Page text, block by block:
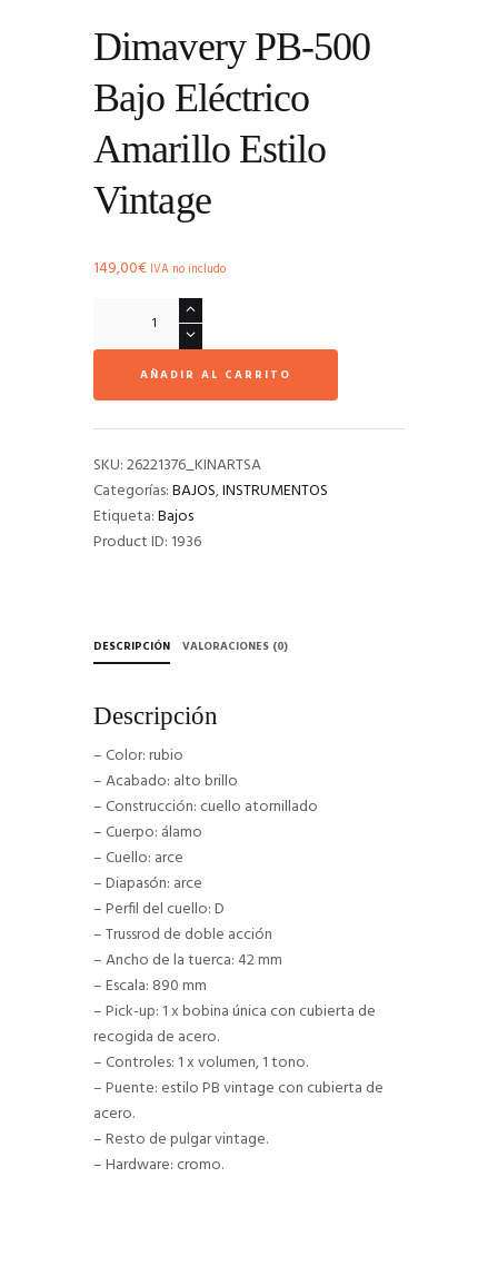
Dimavery PB-500
Bajo Eléctrico
Amarillo Estilo
Vintage
149,00€ IVA no includo
500
Amarillo
Estilo
Vintage
cantidad
AÑADIR AL CARRITO
SKU:26221376_KINARTSA
Categorías:BAJOS,INSTRUMENTOS
Etiqueta:Bajos
Product ID: 1936
DESCRIPCIÓN VALORACIONES (0)
Descripción
– Color: rubio
– Acabado: alto brillo
– Construcción: cuello atornillado
– Cuerpo: álamo
– Cuello: arce
– Diapasón: arce
– Perfil del cuello: D
– Trussrod de doble acción
– Ancho de la tuerca: 42 mm
– Escala: 890 mm
– Pick-up: 1 x bobina única con cubierta de
recogida de acero.
– Controles: 1 x volumen, 1 tono.
– Puente: estilo PB vintage con cubierta de
acero.
– Resto de pulgar vintage.
– Hardware: cromo.